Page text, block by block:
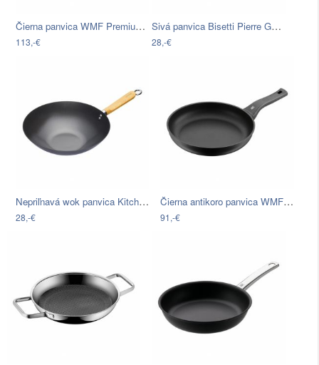
Čierna panvica WMF Premium, ⌀ 28 cm
113,-€
Sivá panvica Bisetti Pierre Gourmet, ø…
28,-€
Nepriľnavá wok panvica Kitchen Craft…
28,-€
Čierna antikoro panvica WMF Permadur…
91,-€